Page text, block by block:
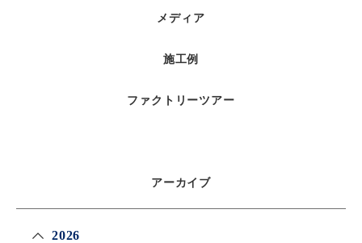
メディア
施工例
ファクトリーツアー
アーカイブ
2026